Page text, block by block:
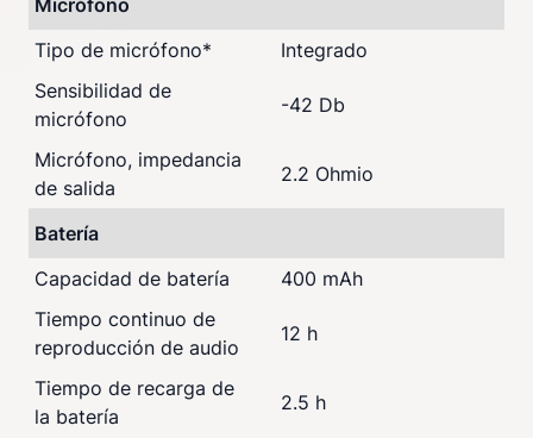
Micrófono
Tipo de micrófono*
Integrado
Sensibilidad de
micrófono
-42 Db
Micrófono, impedancia
de salida
2.2 Ohmio
Batería
Capacidad de batería
400 mAh
Tiempo continuo de
reproducción de audio
12 h
Tiempo de recarga de
la batería
2.5 h